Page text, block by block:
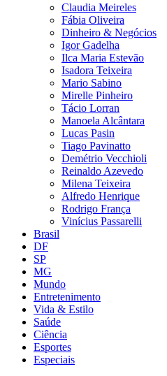
Claudia Meireles
Fábia Oliveira
Dinheiro & Negócios
Igor Gadelha
Ilca Maria Estevão
Isadora Teixeira
Mario Sabino
Mirelle Pinheiro
Tácio Lorran
Manoela Alcântara
Lucas Pasin
Tiago Pavinatto
Demétrio Vecchioli
Reinaldo Azevedo
Milena Teixeira
Alfredo Henrique
Rodrigo França
Vinícius Passarelli
Brasil
DF
SP
MG
Mundo
Entretenimento
Vida & Estilo
Saúde
Ciência
Esportes
Especiais